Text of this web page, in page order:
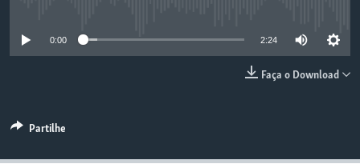
0:00 2:24
Faça o Download
Partilhe